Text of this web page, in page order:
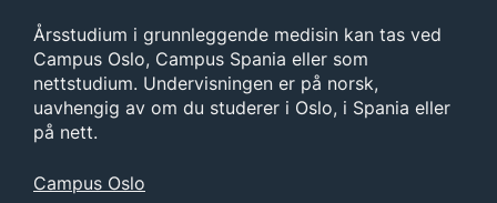
Årsstudium i grunnleggende medisin kan tas ved
Campus Oslo, Campus Spania eller som
nettstudium. Undervisningen er på norsk,
uavhengig av om du studerer i Oslo, i Spania eller
på nett.
Campus Oslo